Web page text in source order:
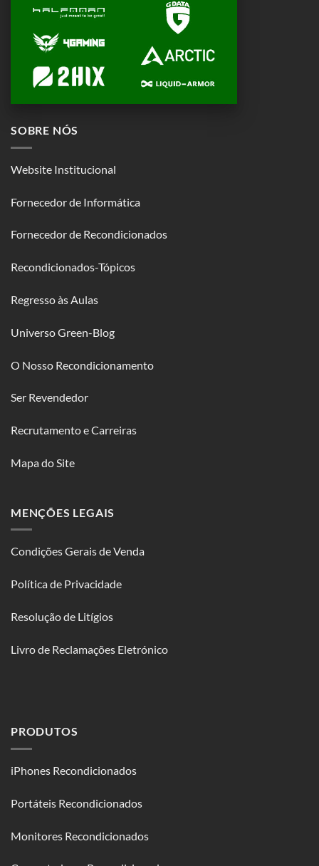
SOBRE NÓS
Website Institucional
Fornecedor de Informática
Fornecedor de Recondicionados
Recondicionados-Tópicos
Regresso às Aulas
Universo Green-Blog
O Nosso Recondicionamento
Ser Revendedor
Recrutamento e Carreiras
Mapa do Site
MENÇÕES LEGAIS
Condições Gerais de Venda
Política de Privacidade
Resolução de Litígios
Livro de Reclamações Eletrónico
PRODUTOS
iPhones Recondicionados
Portáteis Recondicionados
Monitores Recondicionados